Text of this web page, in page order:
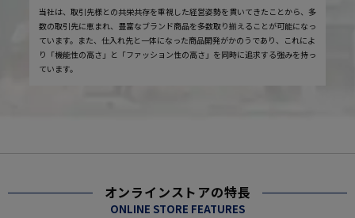
当社は、取引先様との共栄共存を重視した経営姿勢を貫いてきたことから、多
数の取引先に恵まれ、豊富なブランド商品を多数取り揃えることが可能になっ
ています。また、仕入れ先と一体になった商品開発がかのうであり、これによ
り「機能性の高さ」と「ファッション性の高さ」を同時に追求する強みを持っ
ています。
オンラインストアの特長
ONLINE STORE FEATURES